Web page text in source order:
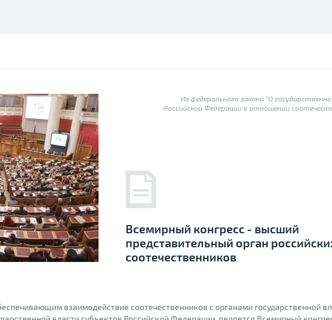
Из федерального закона "О
Российской Федерации в отношении
Всемирный конгресс - высший
представительный орган
соотечественников
взаимодействие соотечественников с органами государственной